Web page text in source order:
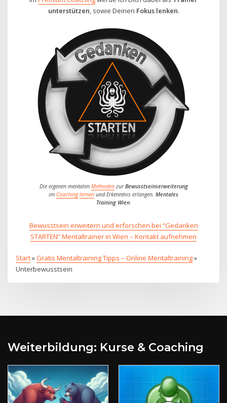
unterstützen, sowie Deinen Fokus lenken.
Die eigenen mentalen MethodenzurBewusstseinserweiterung
im Coaching lernen und Erkenntnis erlangen. Mentales
Training Wien.
Bewusstsein erweitern und erforschen bei “Gedanken
STARTEN” Mentaltrainer in Wien – Kontakt aufnehmen
Start»Gratis Mentaltraining Tipps – Online Mentaltraining»
Unterbewusstsein
Weiterbildung: Kurse & Coaching